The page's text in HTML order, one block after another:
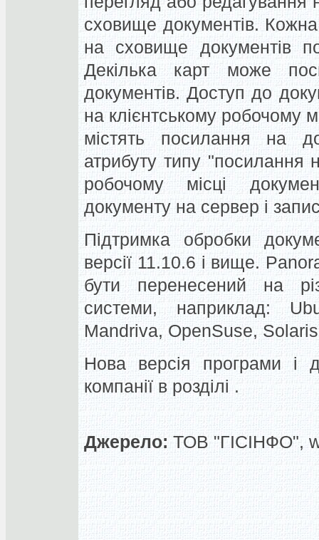
сховище документів.
на сховище документів
Декілька карт може
документів. Доступ до
на клієнтському робочому
містять посилання на
атрибуту типу "посилання
робочому місці
документу на сервер і
Підтримка обробки
версії 11.10.6 і вище.
бути перенесений на
системи, наприклад:
Mandriva, OpenSuse,
Нова версія програми і
компанії в розділі .
Джерело: ТОВ "ГІСІНФО",